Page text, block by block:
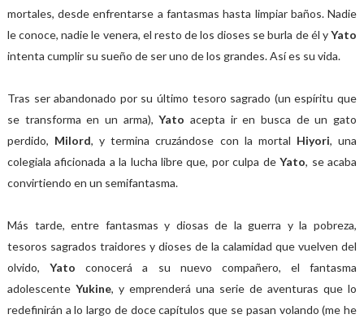
mortales, desde enfrentarse a fantasmas hasta limpiar baños. Nadie
le conoce, nadie le venera, el resto de los dioses se burla de él yYato
intenta cumplir su sueño de ser uno de los grandes. Así es su vida.
Tras ser abandonado por su último tesoro sagrado (un espíritu que
se transforma en un arma),Yatoacepta ir en busca de un gato
perdido, Milord, y termina cruzándose con la mortal Hiyori, una
colegiala aficionada a la lucha libre que, por culpa deYato, se acaba
convirtiendo en un semifantasma.
Más tarde, entre fantasmas y diosas de la guerra y la pobreza,
tesoros sagrados traidores y dioses de la calamidad que vuelven del
olvido,Yatoconocerá a su nuevo compañero, el fantasma
adolescente Yukine, y emprenderá una serie de aventuras que lo
redefinirán a lo largo de doce capítulos que se pasan volando (me he